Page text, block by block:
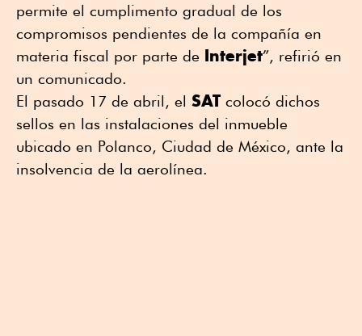
permite el cumplimento gradual de los
compromisos pendientes de la compañía en
materia fiscal por parte de Interjet”, refirió en
un comunicado.
El pasado 17 de abril, el SAT colocó dichos
sellos en las instalaciones del inmueble
ubicado en Polanco, Ciudad de México, ante la
insolvencia de la aerolínea.